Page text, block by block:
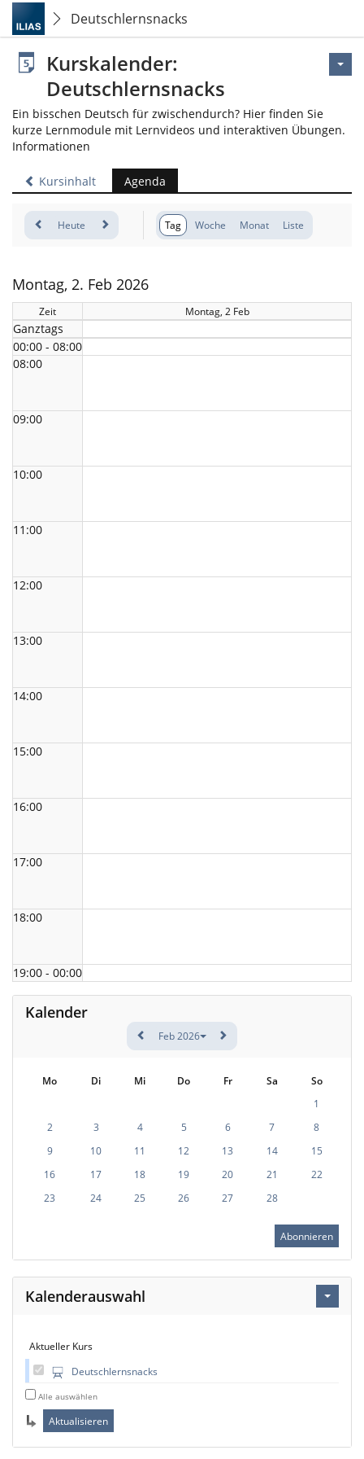
Deutschlernsnacks
Kurskalender:
Deutschlernsnacks
Ein bisschen Deutsch für zwischendurch? Hier finden Sie
kurze Lernmodule mit Lernvideos und interaktiven Übungen.
Informationen
Kursinhalt Agenda
Heute Tag Woche Monat Liste
Montag, 2. Feb 2026
Zeit Montag, 2 Feb
Ganztags
00:00 - 08:00
08:00
09:00
10:00
11:00
12:00
13:00
14:00
15:00
16:00
17:00
18:00
19:00 - 00:00
Kalender
Feb 2026
Mo Di Mi Do Fr Sa
So
1
2
3 4 5 6 7
8
9
10 11 12 13 14
15
16
17 18 19 20 21
22
23
24 25 26 27 28
Abonnieren
Kalenderauswahl
Aktueller Kurs
Deutschlernsnacks
Alle auswählen